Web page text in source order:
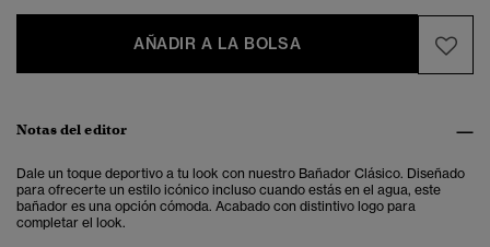
AÑADIR A LA BOLSA
Notas del editor
Dale un toque deportivo a tu look con nuestro Bañador Clásico. Diseñado
para ofrecerte un estilo icónico incluso cuando estás en el agua, este
bañador es una opción cómoda. Acabado con distintivo logo para
completar el look.